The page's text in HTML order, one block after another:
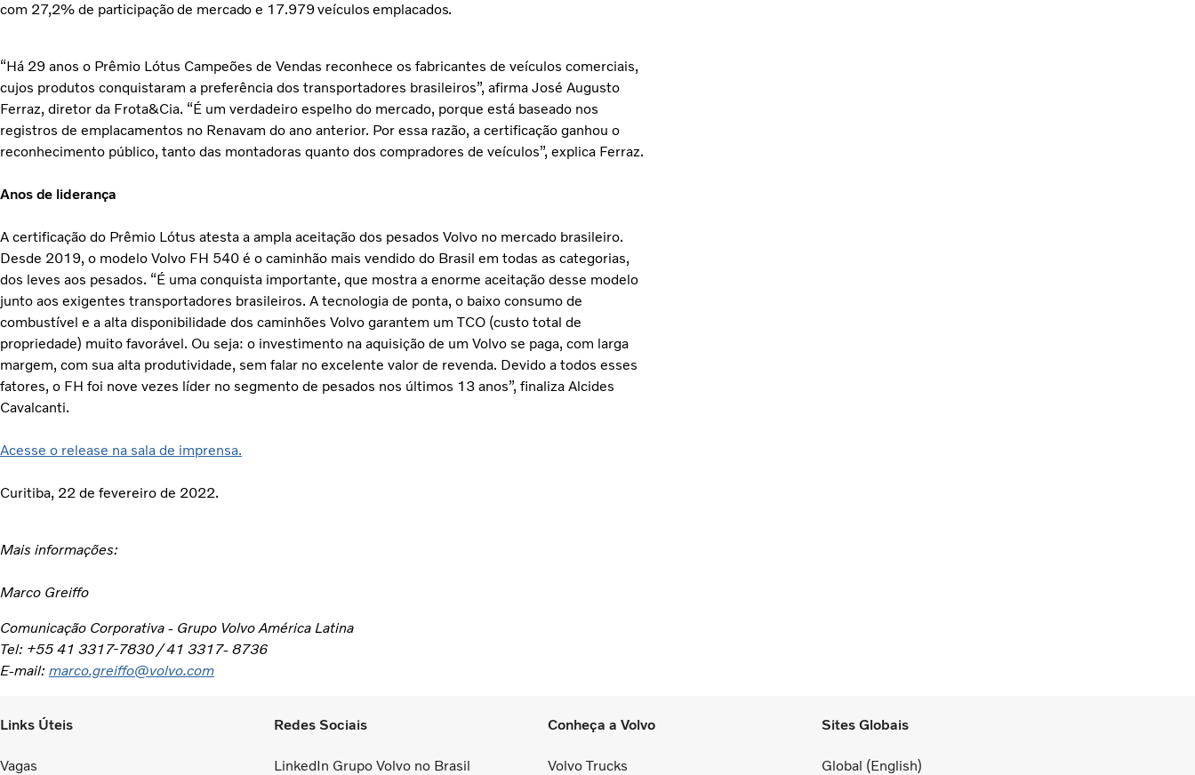
com 27,2% de participação de mercado e 17.979 veículos emplacados.
“Há 29 anos o Prêmio Lótus Campeões de Vendas reconhece os fabricantes de veículos comerciais,
cujos produtos conquistaram a preferência dos transportadores brasileiros”, afirma José Augusto
Ferraz, diretor da Frota&Cia. “É um verdadeiro espelho do mercado, porque está baseado nos
registros de emplacamentos no Renavam do ano anterior. Por essa razão, a certificação ganhou o
reconhecimento público, tanto das montadoras quanto dos compradores de veículos”, explica Ferraz.
Anos de liderança
A certificação do Prêmio Lótus atesta a ampla aceitação dos pesados Volvo no mercado brasileiro.
Desde 2019, o modelo Volvo FH 540 é o caminhão mais vendido do Brasil em todas as categorias,
dos leves aos pesados. “É uma conquista importante, que mostra a enorme aceitação desse modelo
junto aos exigentes transportadores brasileiros. A tecnologia de ponta, o baixo consumo de
combustível e a alta disponibilidade dos caminhões Volvo garantem um TCO (custo total de
propriedade) muito favorável. Ou seja: o investimento na aquisição de um Volvo se paga, com larga
margem, com sua alta produtividade, sem falar no excelente valor de revenda. Devido a todos esses
fatores, o FH foi nove vezes líder no segmento de pesados nos últimos 13 anos”, finaliza Alcides
Cavalcanti.
Acesse o release na sala de imprensa.
Curitiba, 22 de fevereiro de 2022.
Mais informações:
Marco Greiffo
Comunicação Corporativa - Grupo Volvo América Latina
Tel: +55 41 3317-7830 / 41 3317- 8736
E-mail: marco.greiffo@volvo.com
Links Úteis
Vagas
Redes Sociais
LinkedIn Grupo Volvo no Brasil
Conheça a Volvo
Volvo Trucks
Sites Globais
Global (English)